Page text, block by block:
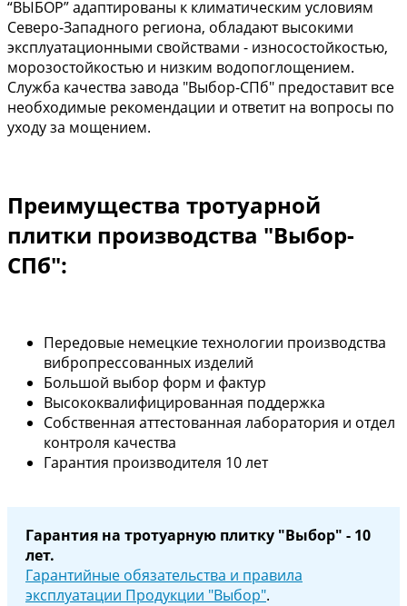
“ВЫБОР” адаптированы к климатическим условиям
Северо-Западного региона, обладают высокими
эксплуатационными свойствами - износостойкостью,
морозостойкостью и низким водопоглощением.
Служба качества завода "Выбор-СПб" предоставит все
необходимые рекомендации и ответит на вопросы по
уходу за мощением.
Преимущества тротуарной
плитки производства "Выбор-
СПб":
Передовые немецкие технологии производства
вибропрессованных изделий
Большой выбор форм и фактур
Высококвалифицированная поддержка
Собственная аттестованная лаборатория и отдел
контроля качества
Гарантия производителя 10 лет
Гарантия на тротуарную плитку "Выбор" - 10
лет.
Гарантийные обязательства и правила
эксплуатации Продукции "Выбор".